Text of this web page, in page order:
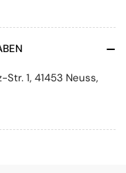
1, 41453 Neuss,